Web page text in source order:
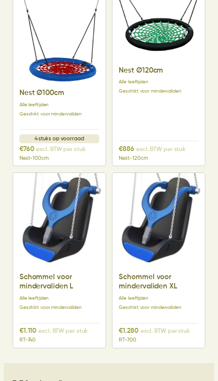
Nest Ø100cm
Alle leeftijden
Geschikt voor mindervaliden
4 stuks op voorraad
€760 excl. BTW per stuk
Nest-100cm
Nest Ø120cm
Alle leeftijden
Geschikt voor mindervaliden
€886 excl. BTW per stuk
Nest-120cm
Schommel voor
mindervaliden L
Alle leeftijden
Geschikt voor mindervaliden
€1.110 excl. BTW per stuk
RT-740
Schommel voor
mindervaliden XL
Alle leeftijden
Geschikt voor mindervaliden
€1.280 excl. BTW per stuk
RT-700